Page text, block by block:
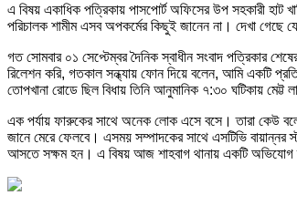
এ বিষয় একাধিক পত্রিকায় পাসপোর্ট অফিসের উপ সহকারী
পরিচালক শামীম এসব অপকর্মের কিছুই জানেন না। দেখা গেছে
গত সোমবার ০১ সেপ্টেম্বর দৈনিক স্বাধীন সংবাদ পত্রিকার
রিলেশন করি, গতকাল সন্ধ্যায় ফোন দিয়ে বলেন, আমি একটি
তোপখানা রোডে ছিল বিধায় তিনি আনুমানিক ৭:৩০ ঘটিকায় মেট্ট
এক পর্যায় ফারুকের সাথে অনেক লোক এসে বসে। তারা কেউ
জানে মেরে ফেলবে। এসময় সম্পাদকের সাথে এসটিভি বায়ান্নর
আসতে সক্ষম হন। এ বিষয় আজ শাহবাগ থানায় একটি অভিযোগ